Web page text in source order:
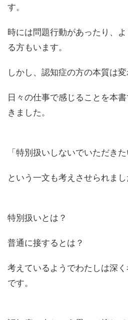
す。
時には問題行動があったり、
る方もいます。
しかし、認知症の方の本質は変
日々の仕事で感じることを本
きました。
「特別扱いしないでいただきた
という一文も考えさせられまし
特別扱いとは？
普通に接するとは？
考えているようでわたしは深
です。